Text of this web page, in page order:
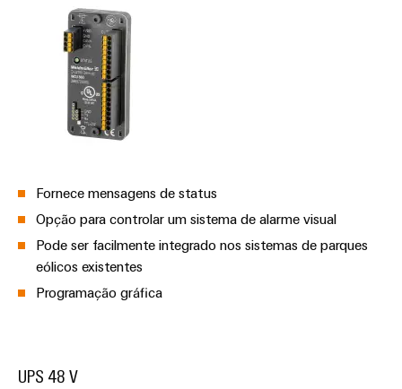
Fornece mensagens de status
Opção para controlar um sistema de alarme visual
Pode ser facilmente integrado nos sistemas de parques
eólicos existentes
Programação gráfica
UPS 48 V